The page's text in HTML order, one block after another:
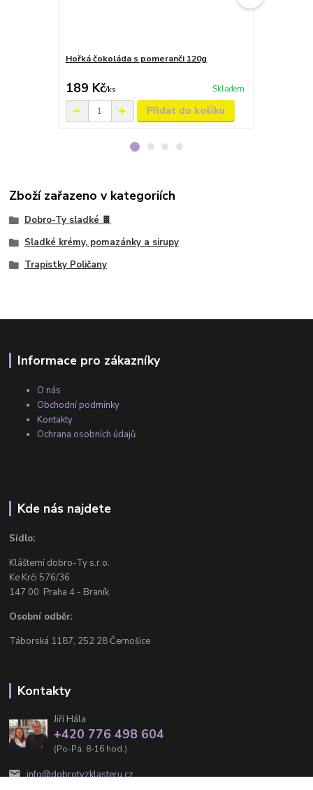
Hořká čokoláda s pomeranči 120g
189 Kč/ks Skladem
Přidat do košíku
Zboží zařazeno v kategoriích
Dobro-Ty sladké 🍫
Sladké krémy, pomazánky a sirupy
Trapistky Poličany
Informace pro zákazníky
O nás
Obchodní podmínky
Kontakty
Ochrana osobních údajů
Kde nás najdete
Sídlo:
Klášterní dobro-Ty s.r.o.
Ke Krči 576/36
147 00 Praha 4 - Braník
Osobní odběr:
Táborská 1187, 252 28 Černošice
Kontakty
Jiří Hála
+420 776 498 604
(Po-Pá, 8-16 hod.)
info@dobrotyzklasteru.cz